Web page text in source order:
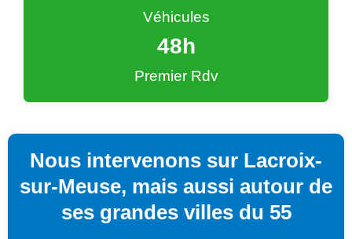
Véhicules
Premier Rdv
48h
Nous intervenons sur Lacroix-
sur-Meuse, mais aussi autour de
ses grandes villes du 55